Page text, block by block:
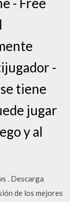
-
tiene
jugar
y al
. Descarga
de los mejores